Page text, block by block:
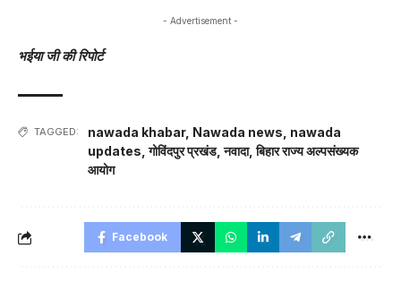
- Advertisement -
भईया जी की रिपोर्ट
TAGGED: nawada khabar, Nawada news nawada
updates ,गोविंदपुर प्रखंड,नवादा,बिहार राज्य अल्पसंख्यक
आयोग
Facebook